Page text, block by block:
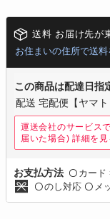
送料 お届け先が
お住まいの住所で送
この商品は配達日指
配送 宅配便【ヤマト
運送会社のサービス
届いた場合) 詳細を見
お支払方法 〇 カード
〇のし対応 〇 メ